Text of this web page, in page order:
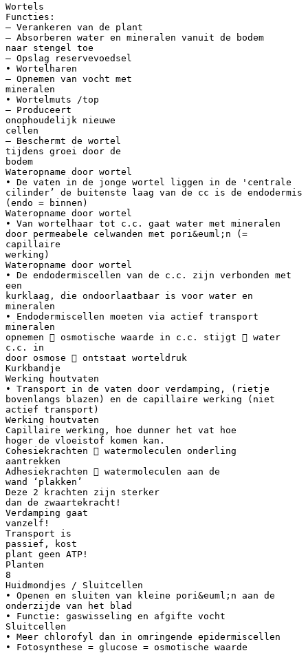
Wortels
Functies:
– Verankeren van de plant
– Absorberen water en mineralen vanuit de bodem
naar stengel toe
– Opslag reservevoedsel
• Wortelharen
– Opnemen van vocht met
mineralen
• Wortelmuts /top
– Produceert
onophoudelijk nieuwe
cellen
– Beschermt de wortel
tijdens groei door de
bodem
Wateropname door wortel
• De vaten in de jonge wortel liggen in de 'centrale
cilinder’ de buitenste laag van de cc is de endodermis
(endo = binnen)
Wateropname door wortel
• Van wortelhaar tot c.c. gaat water met mineralen
door permeabele celwanden met pori&euml;n (=
capillaire
werking)
Wateropname door wortel
• De endodermiscellen van de c.c. zijn verbonden met
een
kurklaag, die ondoorlaatbaar is voor water en
mineralen
• Endodermiscellen moeten via actief transport
mineralen
opnemen  osmotische waarde in c.c. stijgt  water
c.c. in
door osmose  ontstaat worteldruk
Kurkbandje
Werking houtvaten
• Transport in de vaten door verdamping, (rietje
bovenlangs blazen) en de capillaire werking (niet
actief transport)
Werking houtvaten
Capillaire werking, hoe dunner het vat hoe
hoger de vloeistof komen kan.
Cohesiekrachten  watermoleculen onderling
aantrekken
Adhesiekrachten  watermoleculen aan de
wand ‘plakken’
Deze 2 krachten zijn sterker
dan de zwaartekracht!
Verdamping gaat
vanzelf!
Transport is
passief, kost
plant geen ATP!
Planten
8
Huidmondjes / Sluitcellen
• Openen en sluiten van kleine pori&euml;n aan de
onderzijde van het blad
• Functie: gaswisseling en afgifte vocht
Sluitcellen
• Meer chlorofyl dan in omringende epidermiscellen
• Fotosynthese = glucose = osmotische waarde